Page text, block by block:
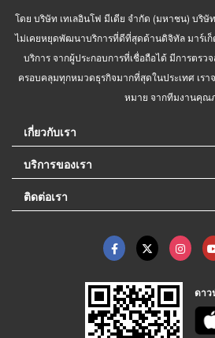
โดย บริษัท เทเลอินโฟ มีเดีย จำกัด (มหาชน) บริษั
ไม่เคยหยุดพัฒนาบริการที่ดีที่สุดด้านดิจิทัล มาร์เ
บริการ จากผู้ประกอบการที่เชื่อถือได้ มีการตร
ครอบคลุมทุกหมวดธุรกิจมากที่สุดในประเทศ เร
หมาย จากทีมงานคุณ
เกี่ยวกับเรา
บริการของเรา
ติดต่อเรา
ดาว